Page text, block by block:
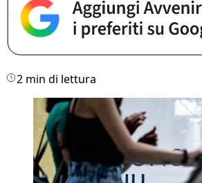
2 min di lettura